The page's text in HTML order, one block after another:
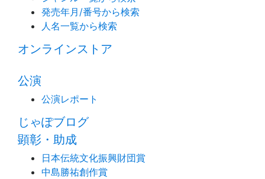
発売年月/番号から検索
人名一覧から検索
オンラインストア
公演
公演レポート
じゃぽブログ
顕彰・助成
日本伝統文化振興財団賞
中島勝祐創作賞